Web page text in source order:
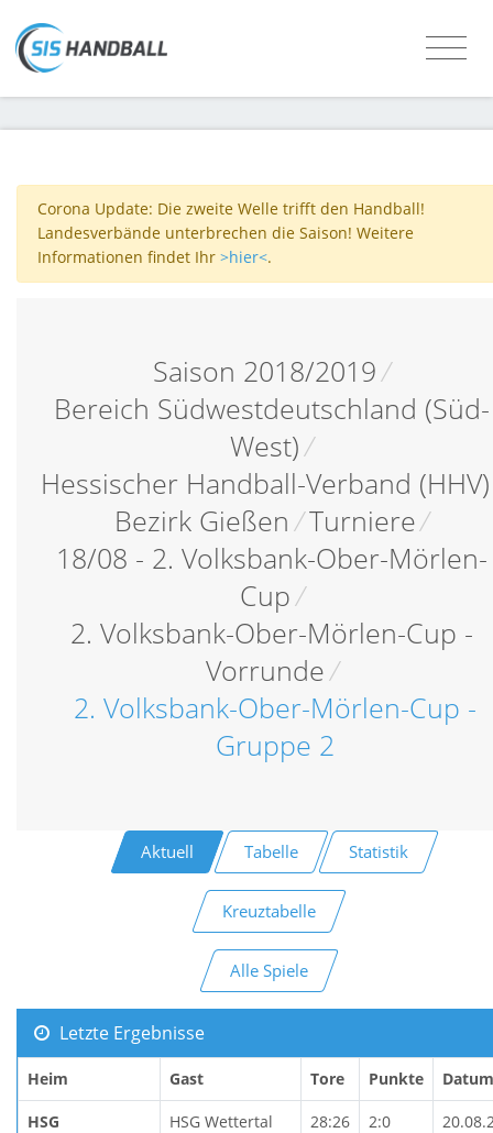
Corona Update: Die zweite Welle trifft den Handball!
Landesverbände unterbrechen die Saison! Weitere
Informationen findet Ihr >hier<.
Saison 2018/2019/
Bereich Südwestdeutschland (Süd-
West)/
Hessischer Handball-Verband (HHV)
Bezirk Gießen/Turniere/
18/08 - 2. Volksbank-Ober-Mörlen-
Cup/
2. Volksbank-Ober-Mörlen-Cup -
Vorrunde/
2. Volksbank-Ober-Mörlen-Cup -
Gruppe 2
Aktuell Tabelle Statistik
Kreuztabelle
Alle Spiele
Letzte Ergebnisse
Heim Gast Tore Punkte Datum
HSG
HSG Wettertal
28:26 2:0